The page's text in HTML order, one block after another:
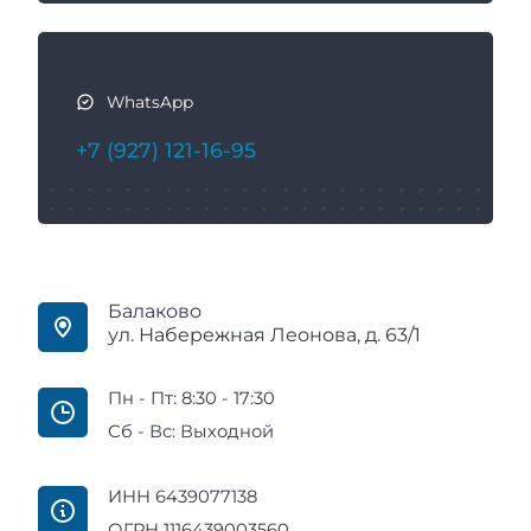
WhatsApp
+7 (927) 121-16-95
Балаково
ул. Набережная Леонова, д. 63/1
Пн - Пт: 8:30 - 17:30
Сб - Вс: Выходной
ИНН 6439077138